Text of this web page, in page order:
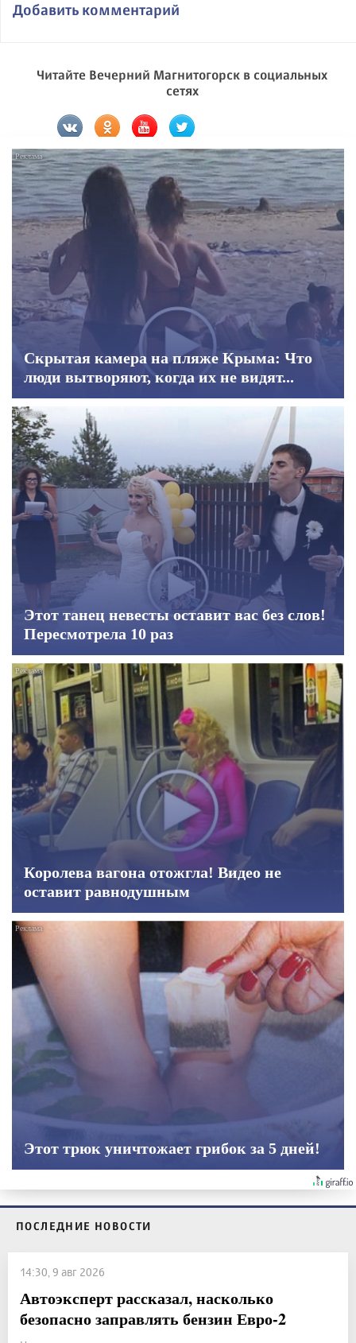
Добавить комментарий
Читайте Вечерний Магнитогорск в социальных
сетях
Скрытая камера на пляже Крыма: Что
люди вытворяют, когда их не видят...
Этот танец невесты оставит вас без слов!
Пересмотрела 10 раз
Королева вагона отожгла! Видео не
оставит равнодушным
Этот трюк уничтожает грибок за 5 дней!
ПОСЛЕДНИЕ НОВОСТИ
14:30, 9 авг 2026
Автоэксперт рассказал, насколько
безопасно заправлять бензин Евро-2